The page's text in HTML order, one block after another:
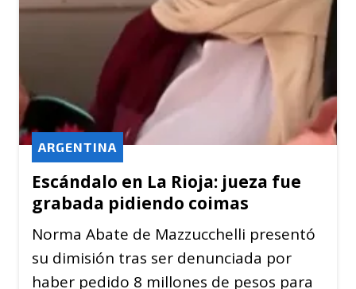
Escándalo en La Rioja: jueza fue
grabada pidiendo coimas
ARGENTINA
Norma Abate de Mazzucchelli presentó
su dimisión tras ser denunciada por
haber pedido 8 millones de pesos para